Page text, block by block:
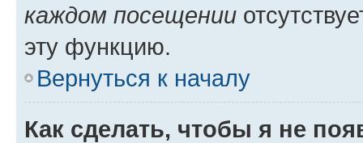
каждом посещении
эту функцию.
Вернуться к началу
Как сделать, чтобы я не